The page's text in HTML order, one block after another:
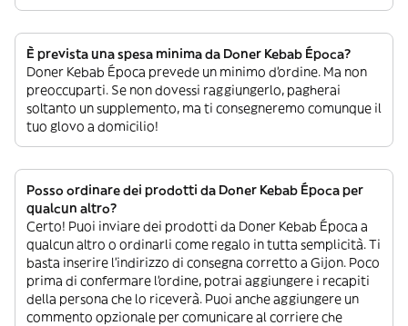
È prevista una spesa minima da Doner Kebab Época?
Doner Kebab Época prevede un minimo d’ordine. Ma non
preoccuparti. Se non dovessi raggiungerlo, pagherai
soltanto un supplemento, ma ti consegneremo comunque il
tuo glovo a domicilio!
Posso ordinare dei prodotti da Doner Kebab Época per
qualcun altro?
Certo! Puoi inviare dei prodotti da Doner Kebab Época a
qualcun altro o ordinarli come regalo in tutta semplicità. Ti
basta inserire l’indirizzo di consegna corretto a Gijon. Poco
prima di confermare l’ordine, potrai aggiungere i recapiti
della persona che lo riceverà. Puoi anche aggiungere un
commento opzionale per comunicare al corriere che